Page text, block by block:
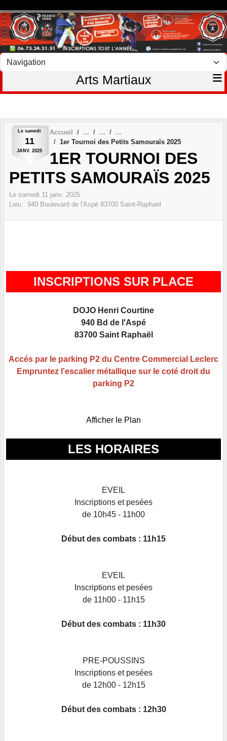
Arts Martiaux
Le samedi
11
JANV. 2025
Accueil
1er Tournoi des Petits Samouraïs 2025
1ER TOURNOI DES
PETITS SAMOURAÏS 2025
Le samedi 11 janv. 2025
Lieu : 940 Boulevard de l'Aspé 83700 Saint-Raphaël
INSCRIPTIONS SUR PLACE
DOJO Henri Courtine
940 Bd de l'Aspé
83700 Saint Raphaël
Accés par le parking P2 du Centre Commercial Leclerc
Empruntez l'escalier métallique sur le coté droit du
parking P2
Afficher le Plan
LES HORAIRES
EVEIL
Inscriptions et pesées
de 10h45 - 11h00
Début des combats : 11h15
EVEIL
Inscriptions et pesées
de 11h00 - 11h15
Début des combats : 11h30
PRE-POUSSINS
Inscriptions et pesées
de 12h00 - 12h15
Début des combats : 12h30